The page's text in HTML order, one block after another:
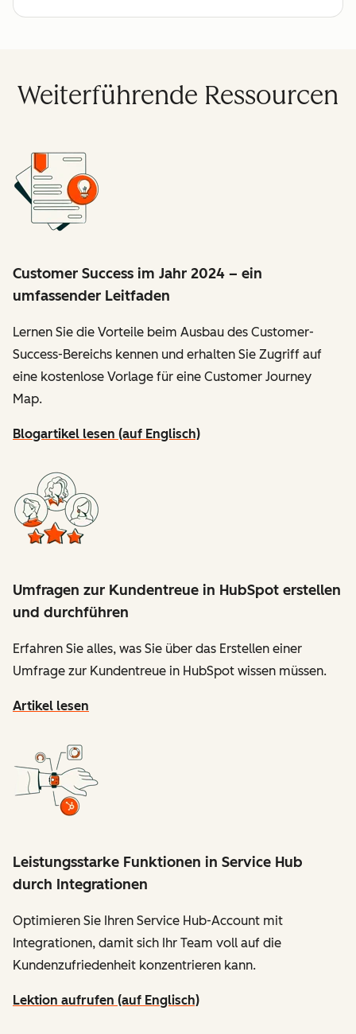
Weiterführende Ressourcen
Customer Success im Jahr 2024 – ein
umfassender Leitfaden
Lernen Sie die Vorteile beim Ausbau des Customer-
Success-Bereichs kennen und erhalten Sie Zugriff auf
eine kostenlose Vorlage für eine Customer Journey
Map.
Blogartikel lesen (auf Englisch)
Umfragen zur Kundentreue in HubSpot erstellen
und durchführen
Erfahren Sie alles, was Sie über das Erstellen einer
Umfrage zur Kundentreue in HubSpot wissen müssen.
Artikel lesen
Leistungsstarke Funktionen in Service Hub
durch Integrationen
Optimieren Sie Ihren Service Hub-Account mit
Integrationen, damit sich Ihr Team voll auf die
Kundenzufriedenheit konzentrieren kann.
Lektion aufrufen (auf Englisch)